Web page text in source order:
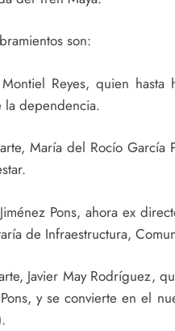
son:
Reyes, quien
la dependencia.
María del Rocío García
Pons, ahora ex
de Infraestructura,
Javier May Rodríguez,
Pons, y se convierte en el